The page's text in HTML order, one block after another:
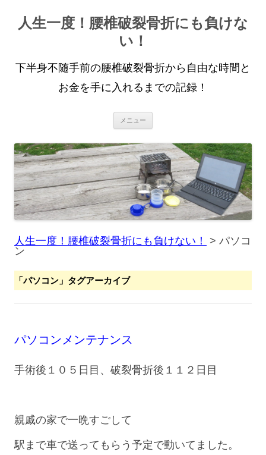
人生一度！腰椎破裂骨折にも負けな
い！
下半身不随手前の腰椎破裂骨折から自由な時間と
お金を手に入れるまでの記録！
メニュー
ン
ツ
へ
ス
キ
ッ
プ
人生一度！腰椎破裂骨折にも負けない！ > パソコ
ン
「パソコン 」タグアーカイブ
パソコンメンテナンス
手術後１０５日目、破裂骨折後１１２日目
親戚の家で一晩すごして
駅まで車で送ってもらう予定で動いてました。